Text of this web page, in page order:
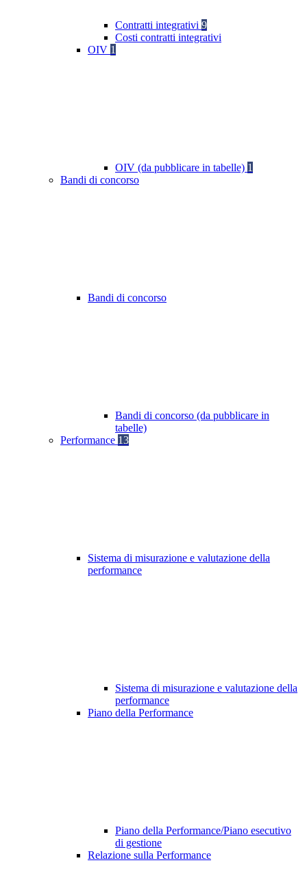
Contratti integrativi 9
Costi contratti integrativi
OIV 1
OIV (da pubblicare in tabelle) 1
Bandi di concorso
Bandi di concorso
Bandi di concorso (da pubblicare in
tabelle)
Performance 13
Sistema di misurazione e valutazione della
performance
Sistema di misurazione e valutazione della
performance
Piano della Performance
Piano della Performance/Piano esecutivo
di gestione
Relazione sulla Performance